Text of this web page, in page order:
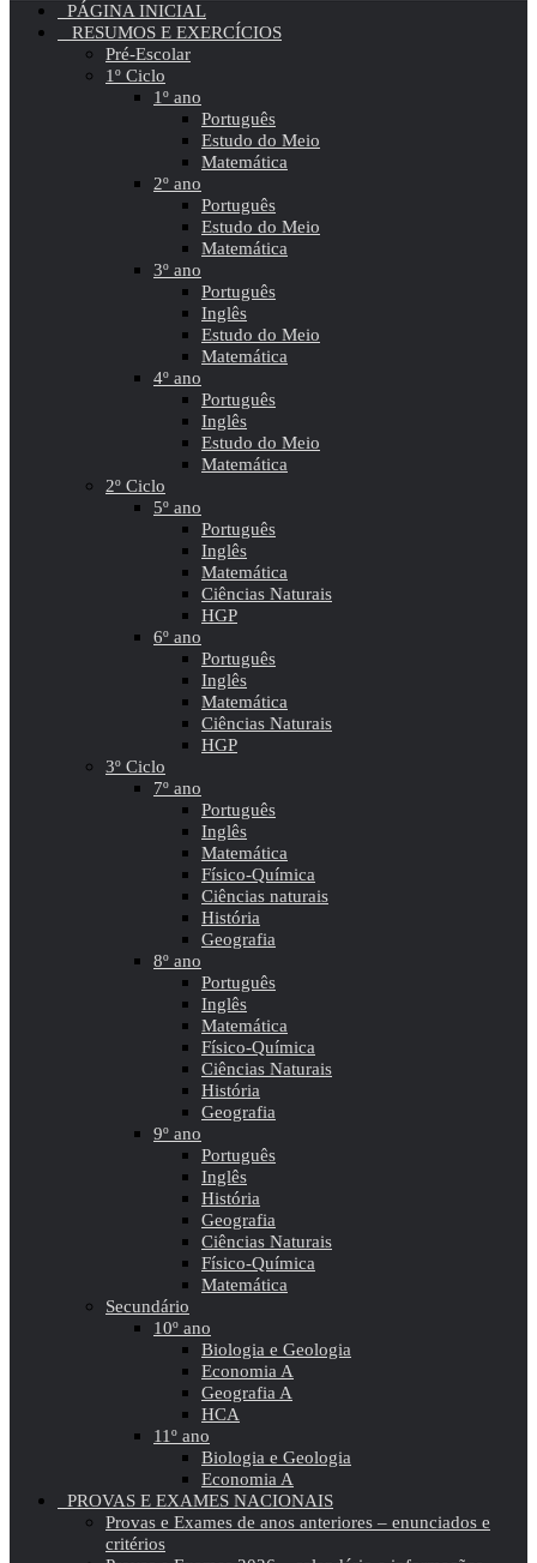
PÁGINA INICIAL
RESUMOS E EXERCÍCIOS
Pré-Escolar
1º Ciclo
1º ano
Português
Estudo do Meio
Matemática
2º ano
Português
Estudo do Meio
Matemática
3º ano
Português
Inglês
Estudo do Meio
Matemática
4º ano
Português
Inglês
Estudo do Meio
Matemática
2º Ciclo
5º ano
Português
Inglês
Matemática
Ciências Naturais
HGP
6º ano
Português
Inglês
Matemática
Ciências Naturais
HGP
3º Ciclo
7º ano
Português
Inglês
Matemática
Físico-Química
Ciências naturais
História
Geografia
8º ano
Português
Inglês
Matemática
Físico-Química
Ciências Naturais
História
Geografia
9º ano
Português
Inglês
História
Geografia
Ciências Naturais
Físico-Química
Matemática
Secundário
10º ano
Biologia e Geologia
Economia A
Geografia A
HCA
11º ano
Biologia e Geologia
Economia A
PROVAS E EXAMES NACIONAIS
Provas e Exames de anos anteriores – enunciados e
critérios